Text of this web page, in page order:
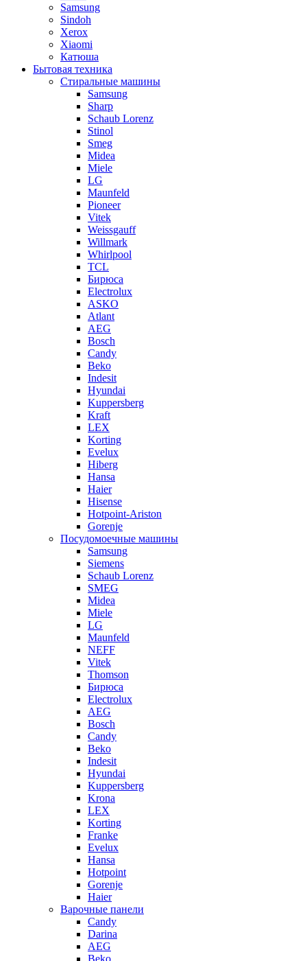
Samsung
Sindoh
Xerox
Xiaomi
Катюша
Бытовая техника
Стиральные машины
Samsung
Sharp
Schaub Lorenz
Stinol
Smeg
Midea
Miele
LG
Maunfeld
Pioneer
Vitek
Weissgauff
Willmark
Whirlpool
TCL
Бирюса
Electrolux
ASKO
Atlant
AEG
Bosch
Candy
Beko
Indesit
Hyundai
Kuppersberg
Kraft
LEX
Korting
Evelux
Hiberg
Hansa
Haier
Hisense
Hotpoint-Ariston
Gorenje
Посудомоечные машины
Samsung
Siemens
Schaub Lorenz
SMEG
Midea
Miele
LG
Maunfeld
NEFF
Vitek
Thomson
Бирюса
Electrolux
AEG
Bosch
Candy
Beko
Indesit
Hyundai
Kuppersberg
Krona
LEX
Korting
Franke
Evelux
Hansa
Hotpoint
Gorenje
Haier
Варочные панели
Candy
Darina
AEG